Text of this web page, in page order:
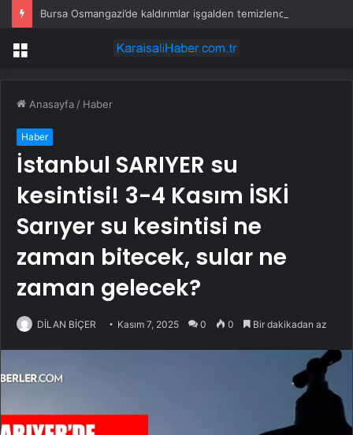
Bursa Osmangazi’de kaldırımlar işgalden temizlendi
Menü
Anasayfa / Haber
Haber
İstanbul SARIYER su
kesintisi! 3-4 Kasım İSKİ
Sarıyer su kesintisi ne
zaman bitecek, sular ne
zaman gelecek?
DİLAN BİÇER Kasım 7, 2025 0 0 Bir dakikadan az